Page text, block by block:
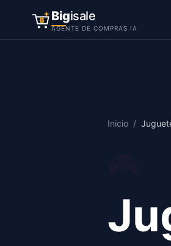
B Bigisale
AGENTE DE COMPRAS IA
Inicio /